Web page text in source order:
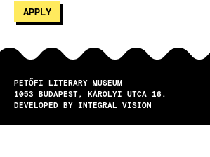
PETŐFI LITERARY MUSEUM
1053
BUDAPEST
KÁROLYI UTCA 16.
DEVELOPED BY INTEGRAL VISION